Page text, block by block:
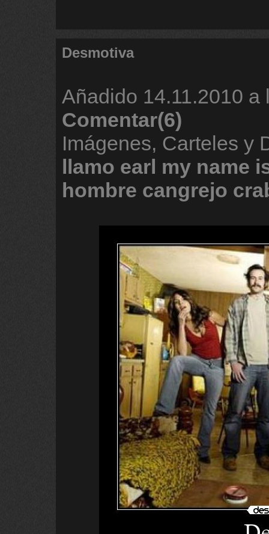
Desmotiva
Añadido 14.11.2010 a
Comentar(6)
Imágenes, Carteles y
llamo earl my name
hombre cangrejo